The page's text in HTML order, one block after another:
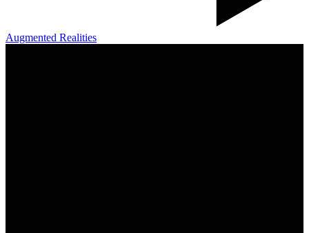
Augmented Realities